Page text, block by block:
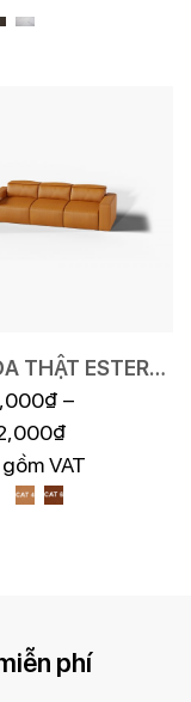
THẬT ESTEREL
₫ –
₫
VAT
phí